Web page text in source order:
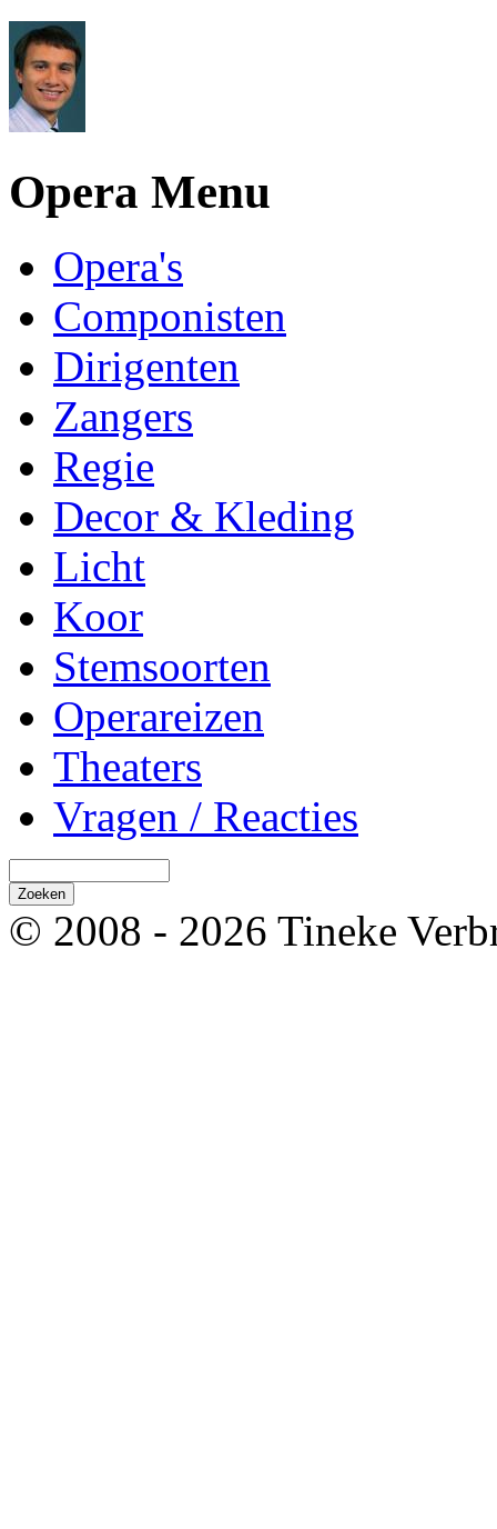
Opera Menu
Opera's
Componisten
Dirigenten
Zangers
Regie
Decor & Kleding
Licht
Koor
Stemsoorten
Operareizen
Theaters
Vragen / Reacties
© 2008 - 2026 Tineke